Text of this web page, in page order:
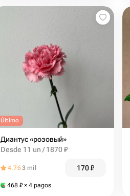
Último
Диантус «розовый»
Desde 11 un / 1870 ₽
4.763 mil 170₽
468 ₽ × 4 pagos